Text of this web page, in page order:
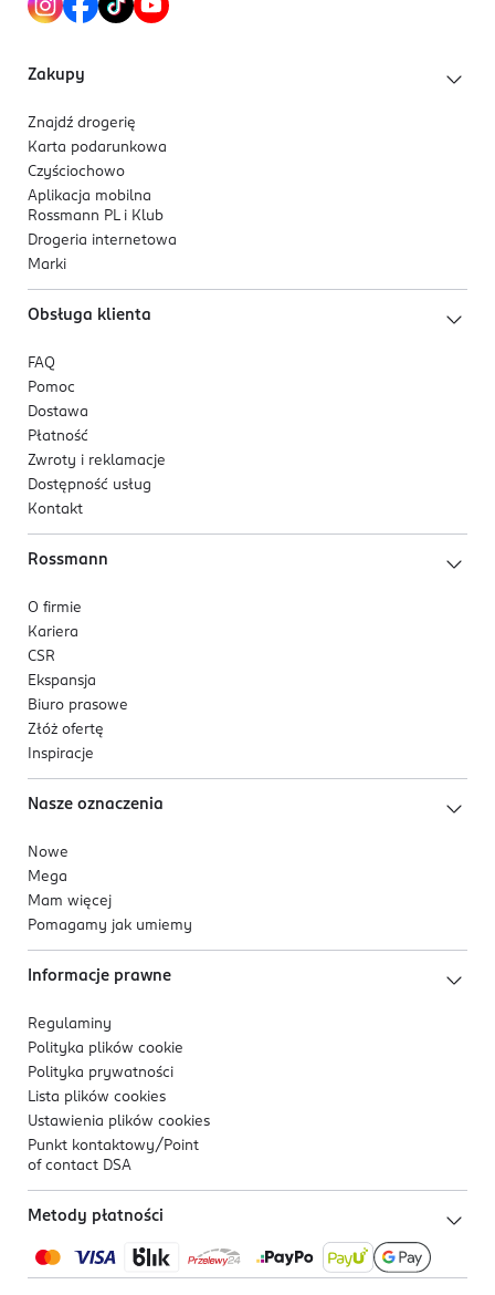
nie jest nudne. Czyściochy zapraszają do regularnej
Nowy Kisielin - Nowa 9
office@emarba.com
684512300
PL-Polska
Kod EAN
5 902230 519909
Zakupy
Znajdź drogerię
Karta podarunkowa
Czyściochowo
Aplikacja mobilna
Rossmann PL i Klub
Drogeria internetowa
Marki
Obsługa klienta
FAQ
Pomoc
Dostawa
Płatność
Zwroty i reklamacje
Dostępność usług
Kontakt
Rossmann
O firmie
Kariera
CSR
Ekspansja
Biuro prasowe
Złóż ofertę
Inspiracje
Nasze oznaczenia
Nowe
Mega
Mam więcej
Pomagamy jak umiemy
Informacje prawne
Regulaminy
Polityka plików cookie
Polityka prywatności
Lista plików cookies
Ustawienia plików cookies
Punkt kontaktowy/ Point
of contact DSA
Metody płatności